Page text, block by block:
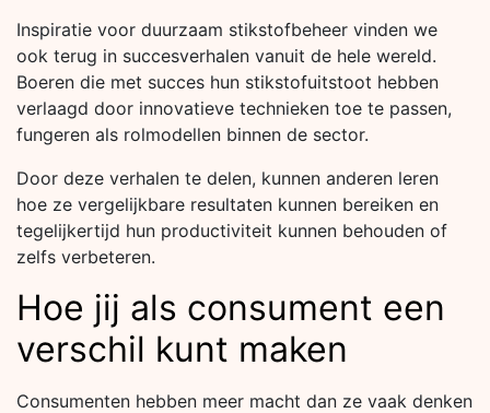
Inspiratie voor duurzaam stikstofbeheer vinden we
ook terug in succesverhalen vanuit de hele wereld.
Boeren die met succes hun stikstofuitstoot hebben
verlaagd door innovatieve technieken toe te passen,
fungeren als rolmodellen binnen de sector.
Door deze verhalen te delen, kunnen anderen leren
hoe ze vergelijkbare resultaten kunnen bereiken en
tegelijkertijd hun productiviteit kunnen behouden of
zelfs verbeteren.
Hoe jij als consument een
verschil kunt maken
Consumenten hebben meer macht dan ze vaak denken